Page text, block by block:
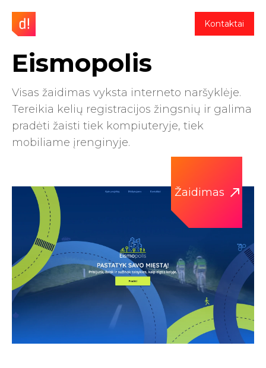
Kontaktai
Eismopolis
Visas žaidimas vyksta interneto naršyklėje.
Tereikia kelių registracijos žingsnių ir galima
pradėti žaisti tiek kompiuteryje, tiek
mobiliame įrenginyje.
Žaidimas